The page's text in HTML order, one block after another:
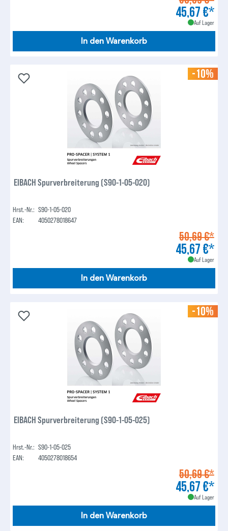
45,67 €*
Auf Lager
In den Warenkorb
-10%
EIBACH Spurverbreiterung (S90-1-05-020)
Hrst.-Nr.: S90-1-05-020
EAN:
4050278018647
50,69 €*
45,67 €*
Auf Lager
In den Warenkorb
-10%
EIBACH Spurverbreiterung (S90-1-05-025)
Hrst.-Nr.: S90-1-05-025
EAN:
4050278018654
50,69 €*
45,67 €*
Auf Lager
In den Warenkorb